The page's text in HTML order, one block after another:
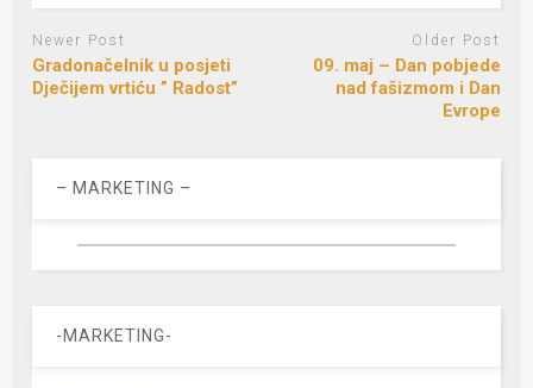
Newer Post
Gradonačelnik u posjeti
Dječijem vrtiću ” Radost”
Older Post
09. maj – Dan pobjede
nad fašizmom i Dan
Evrope
– MARKETING –
-MARKETING-